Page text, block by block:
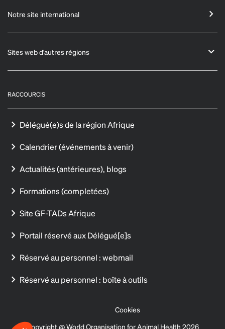
Notre site international
Sites web d'autres régions
RACCOURCIS
Délégué(e)s de la région Afrique
Calendrier (événements à venir)
Actualités (antérieures), blogs
Formations (completées)
Site GF-TADs Afrique
Portail réservé aux Délégué[e]s
Réservé au personnel : webmail
Réservé au personnel : boîte à outils
Cookies
Copyright @ World Organisation for Animal Health 2026